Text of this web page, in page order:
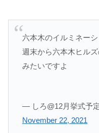
六本木のイルミネー
週末から六本木ヒル
みたいですよ
— しろ@12月挙式予
November 22, 2021